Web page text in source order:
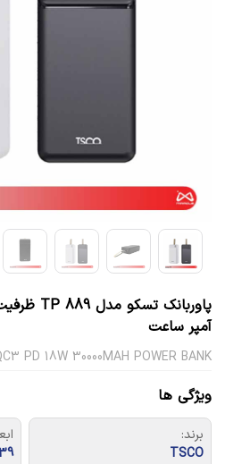
‌آمپر ساعت
PD 18W 30000MAH POWER BANK
ویژگی ها
برند:
TSCO
39*68*137